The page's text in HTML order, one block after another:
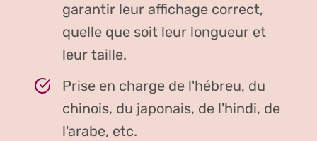
garantir leur affichage correct,
quelle que soit leur longueur et
leur taille.
Prise en charge de l'hébreu, du
chinois, du japonais, de l'hindi, de
l'arabe, etc.